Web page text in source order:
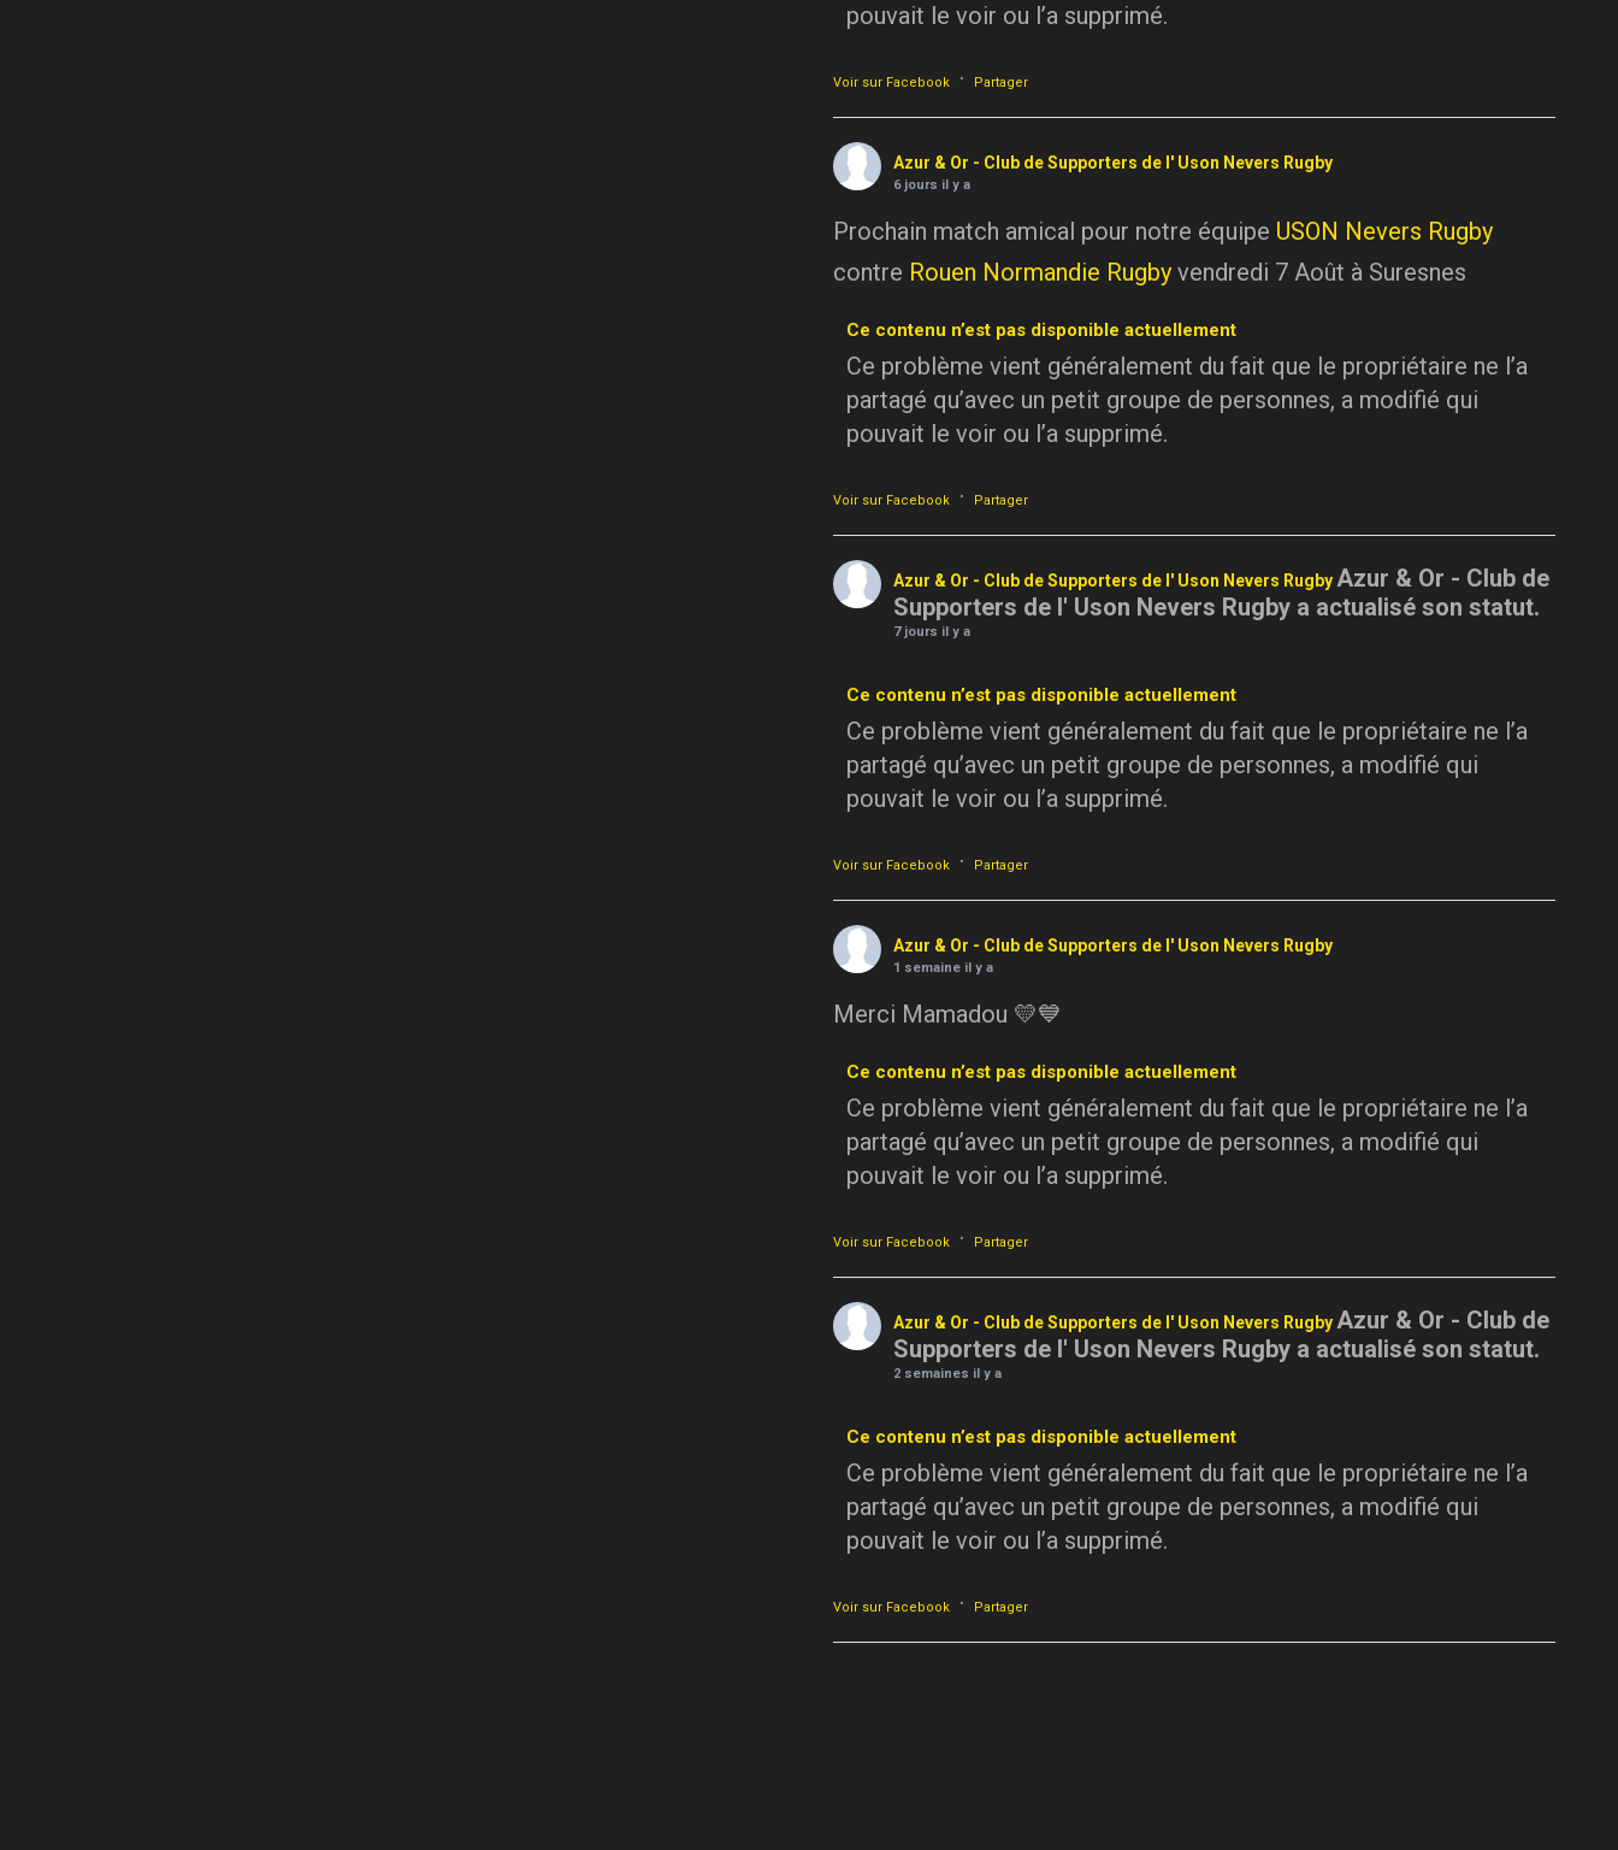
pouvait le voir ou l’a supprimé.
Voir sur Facebook · Partager
Azur & Or - Club de Supporters de l' Uson Nevers Rugby
6 jours il y a
Prochain match amical pour notre équipe USON Nevers Rugby
contre Rouen Normandie Rugby vendredi 7 Août à Suresnes
Ce contenu n’est pas disponible actuellement
Ce problème vient généralement du fait que le propriétaire ne l’a
partagé qu’avec un petit groupe de personnes, a modifié qui
pouvait le voir ou l’a supprimé.
Voir sur Facebook · Partager
Azur & Or - Club de Supporters de l' Uson Nevers RugbyAzur & Or - Club de
Supporters de l' Uson Nevers Rugby a actualisé son statut.
7 jours il y a
Ce contenu n’est pas disponible actuellement
Ce problème vient généralement du fait que le propriétaire ne l’a
partagé qu’avec un petit groupe de personnes, a modifié qui
pouvait le voir ou l’a supprimé.
Voir sur Facebook · Partager
Azur & Or - Club de Supporters de l' Uson Nevers Rugby
1 semaine il y a
Merci Mamadou 💛💙
Ce contenu n’est pas disponible actuellement
Ce problème vient généralement du fait que le propriétaire ne l’a
partagé qu’avec un petit groupe de personnes, a modifié qui
pouvait le voir ou l’a supprimé.
Voir sur Facebook · Partager
Azur & Or - Club de Supporters de l' Uson Nevers RugbyAzur & Or - Club de
Supporters de l' Uson Nevers Rugby a actualisé son statut.
2 semaines il y a
Ce contenu n’est pas disponible actuellement
Ce problème vient généralement du fait que le propriétaire ne l’a
partagé qu’avec un petit groupe de personnes, a modifié qui
pouvait le voir ou l’a supprimé.
Voir sur Facebook · Partager